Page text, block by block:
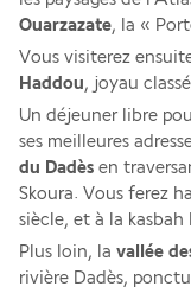
Ouarzazate, la «
Vous visiterez
Haddou, joyau classé
Un déjeuner libre
ses meilleures
du Dadès en
Skoura. Vous ferez
siècle, et à la kasbah
Plus loin, la vallée
rivière Dadès,